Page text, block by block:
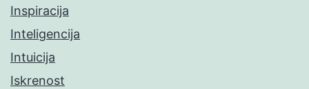
Inspiracija
Inteligencija
Intuicija
Iskrenost